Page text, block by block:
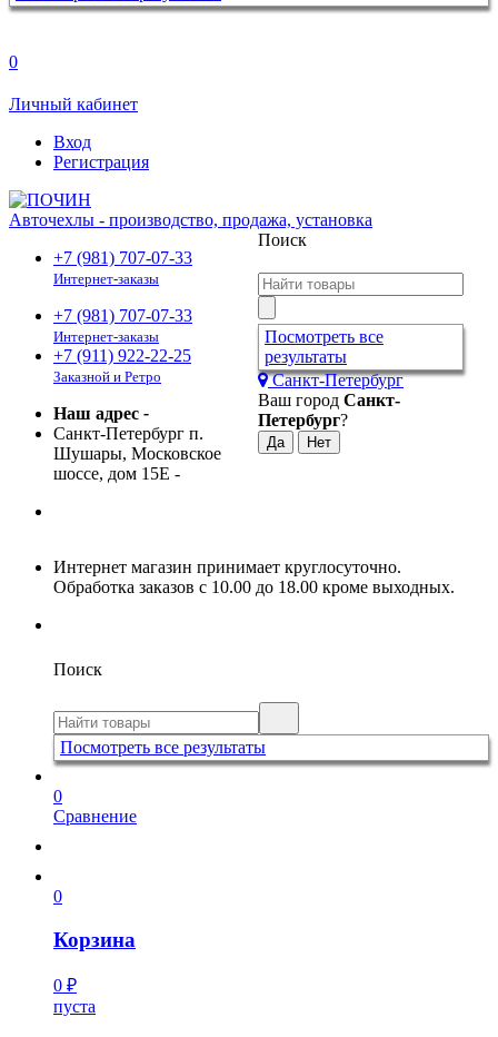
0
Личный кабинет
Вход
Регистрация
Авточехлы - производство, продажа, установка
+7 (981) 707-07-33
Интернет-заказы
+7 (981) 707-07-33
Интернет-заказы
+7 (911) 922-22-25
Заказной и Ретро
Наш адрес -
Санкт-Петербург п.
Шушары, Московское
шоссе, дом 15Е -
Поиск
Посмотреть все
результаты
Санкт-Петербург
Ваш город Санкт-
Петербург?
Интернет магазин принимает круглосуточно.
Обработка заказов с 10.00 до 18.00 кроме выходных.
Поиск
Посмотреть все результаты
0
Сравнение
0
Корзина
0 ₽
пуста